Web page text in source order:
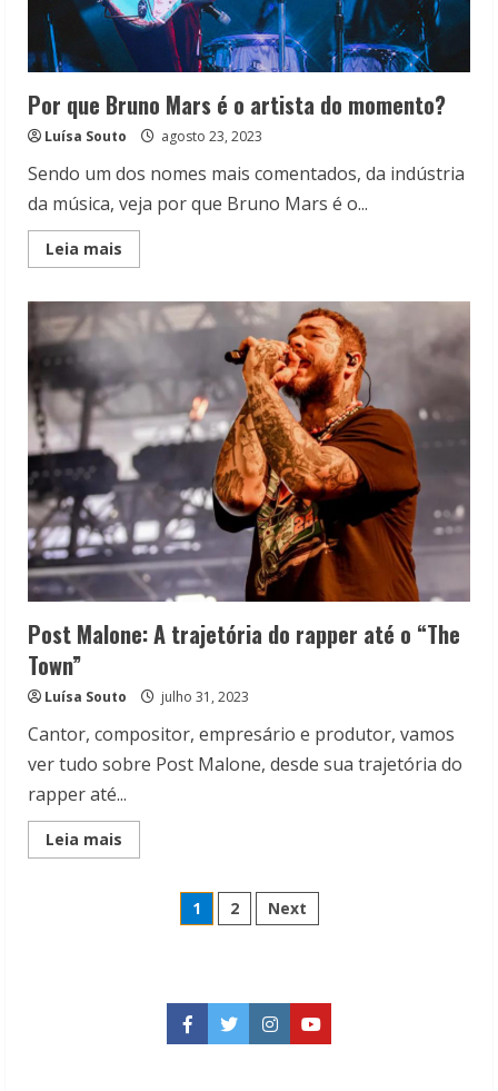
Por que Bruno Mars é o artista do momento?
Luísa Souto agosto 23, 2023
Sendo um dos nomes mais comentados, da indústria
da música, veja por que Bruno Mars é o...
Leia mais
more
que
Bruno
Mars
o
artista
momento?
Post Malone: A trajetória do rapper até o “The
Town”
Luísa Souto julho 31, 2023
Cantor, compositor, empresário e produtor, vamos
ver tudo sobre Post Malone, desde sua trajetória do
rapper até...
Leia mais
more
trajetóriaPaginação
posts
1 2 Next
Facebook
TwitterInstagramYouTube